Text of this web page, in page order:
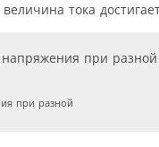
тока
при разной